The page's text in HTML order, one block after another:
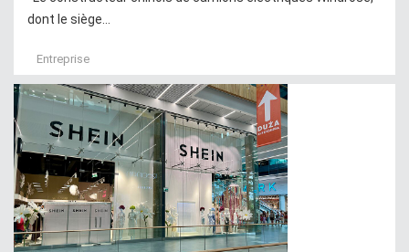
dont le siège...
Entreprise